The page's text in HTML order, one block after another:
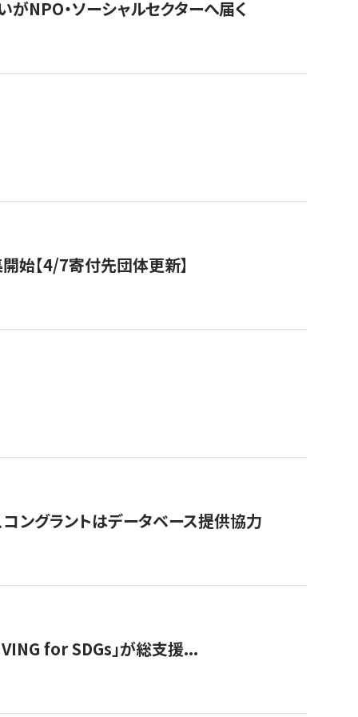
NPO・ソーシャルセクターへ届く
始【4/7寄付先団体更新】
ングラントはデータベース提供協力
for SDGs」が総支援...